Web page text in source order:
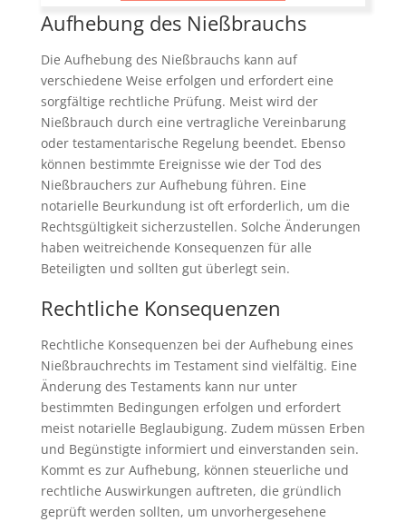
Aufhebung des Nießbrauchs
Die Aufhebung des Nießbrauchs kann auf
verschiedene Weise erfolgen und erfordert eine
sorgfältige rechtliche Prüfung. Meist wird der
Nießbrauch durch eine vertragliche Vereinbarung
oder testamentarische Regelung beendet. Ebenso
können bestimmte Ereignisse wie der Tod des
Nießbrauchers zur Aufhebung führen. Eine
notarielle Beurkundung ist oft erforderlich, um die
Rechtsgültigkeit sicherzustellen. Solche Änderungen
haben weitreichende Konsequenzen für alle
Beteiligten und sollten gut überlegt sein.
Rechtliche Konsequenzen
Rechtliche Konsequenzen bei der Aufhebung eines
Nießbrauchrechts im Testament sind vielfältig. Eine
Änderung des Testaments kann nur unter
bestimmten Bedingungen erfolgen und erfordert
meist notarielle Beglaubigung. Zudem müssen Erben
und Begünstigte informiert und einverstanden sein.
Kommt es zur Aufhebung, können steuerliche und
rechtliche Auswirkungen auftreten, die gründlich
geprüft werden sollten, um unvorhergesehene